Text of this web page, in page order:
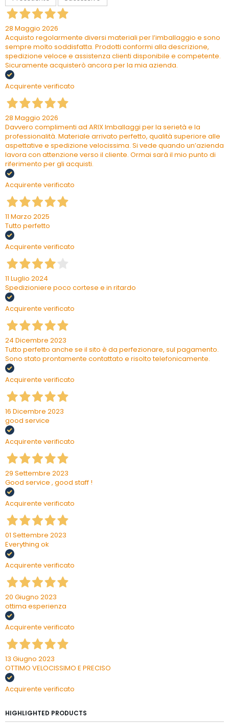
28 Maggio 2026
Acquisto regolarmente diversi materiali per l’imballaggio e sono
sempre molto soddisfatta. Prodotti conformi alla descrizione,
spedizione veloce e assistenza clienti disponibile e competente.
Sicuramente acquisterò ancora per la mia azienda.
Acquirente verificato
28 Maggio 2026
Davvero complimenti ad ARIX Imballaggi per la serietà e la
professionalità. Materiale arrivato perfetto, qualità superiore alle
aspettative e spedizione velocissima. Si vede quando un’azienda
lavora con attenzione verso il cliente. Ormai sarà il mio punto di
riferimento per gli acquisti.
Acquirente verificato
11 Marzo 2025
Tutto perfetto
Acquirente verificato
11 Luglio 2024
Spedizioniere poco cortese e in ritardo
Acquirente verificato
24 Dicembre 2023
Tutto perfetto anche se il sito è da perfezionare, sul pagamento.
Sono stato prontamente contattato e risolto telefonicamente.
Acquirente verificato
16 Dicembre 2023
good service
Acquirente verificato
29 Settembre 2023
Good service , good staff !
Acquirente verificato
01 Settembre 2023
Everything ok
Acquirente verificato
20 Giugno 2023
ottima esperienza
Acquirente verificato
13 Giugno 2023
OTTIMO VELOCISSIMO E PRECISO
Acquirente verificato
HIGHLIGHTED PRODUCTS